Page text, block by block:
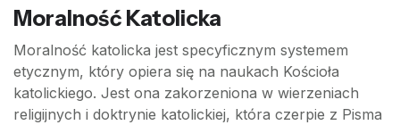
Moralność Katolicka
Moralność katolicka jest specyficznym systemem
etycznym, który opiera się na naukach Kościoła
katolickiego. Jest ona zakorzeniona w wierzeniach
religijnych i doktrynie katolickiej, która czerpie z Pisma